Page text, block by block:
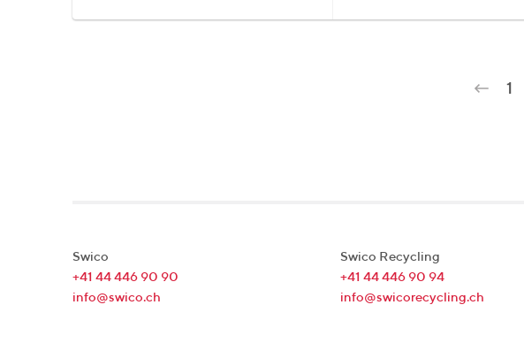
1
Swico
+41 44 446 90 90
info@swico.ch
Swico Recycling
+41 44 446 90 94
info@swicorecycling.ch